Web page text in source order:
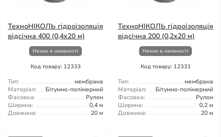
ТехноНІКОЛЬ гідроізоляція
відсічна 400 (0,4х20 м)
Немає в наявності
Код товару: 12333
Тип:
мембрана
Матеріал:
Бітумно-полімерний
Фасовка:
Рулон
Ширина:
0,4 м
Довжина:
20 м
ТехноНІКОЛЬ гідроізоляція
відсічна 200 (0,2x20 м)
Немає в наявності
Код товару: 12331
Тип:
мембрана
Матеріал:
Бітумно-полімерний
Фасовка:
Рулон
Ширина:
0,2 м
Довжина:
20 м